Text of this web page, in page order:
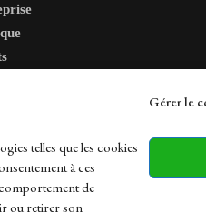
Gérer le
telles que les cookies
à ces
de
ou retirer son